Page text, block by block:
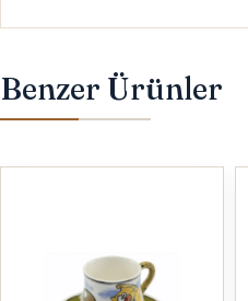
Benzer Ürünler